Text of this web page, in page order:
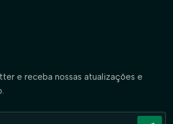
e receba nossas atualizações e